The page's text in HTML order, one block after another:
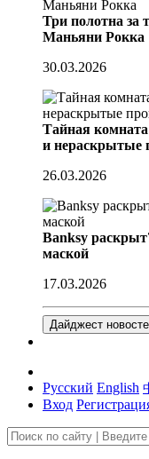
Три полотна за
Маньяни Рокка
30.03.2026
Тайная
и нераскрытые
26.03.2026
Banksy
маской
17.03.2026
Дайджест
Русский English
Вход